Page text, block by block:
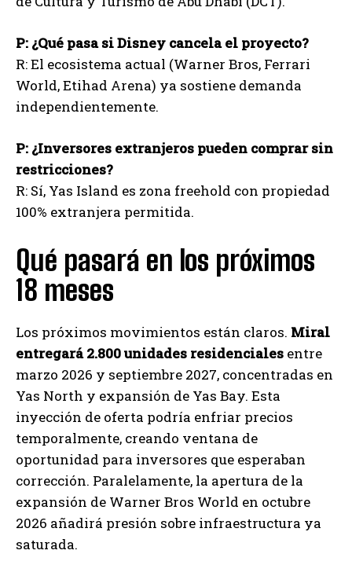
P: ¿Qué pasa si Disney cancela el proyecto?
R: El ecosistema actual (Warner Bros, Ferrari
World, Etihad Arena) ya sostiene demanda
independientemente.
P: ¿Inversores extranjeros pueden comprar sin
restricciones?
R: Sí, Yas Island es zona freehold con propiedad
100% extranjera permitida.
Qué pasará en los próximos
18 meses
Los próximos movimientos están claros. Miral
entregará 2.800 unidades residenciales entre
marzo 2026 y septiembre 2027, concentradas en
Yas North y expansión de Yas Bay. Esta
inyección de oferta podría enfriar precios
temporalmente, creando ventana de
oportunidad para inversores que esperaban
corrección. Paralelamente, la apertura de la
expansión de Warner Bros World en octubre
2026 añadirá presión sobre infraestructura ya
saturada.